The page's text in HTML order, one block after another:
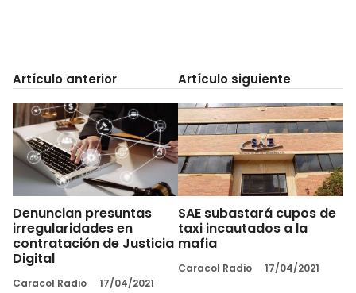
Artículo anterior
Denuncian presuntas
irregularidades en
contratación de Justicia
Digital
Caracol Radio 17/04/2021
Artículo siguiente
SAE subastará cupos de
taxi incautados a la
mafia
Caracol Radio 17/04/2021